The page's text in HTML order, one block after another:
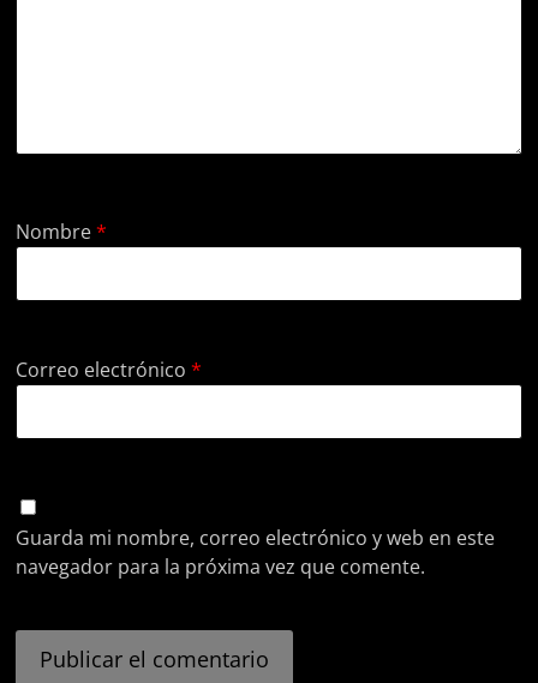
Nombre*
Correo electrónico*
Guarda mi nombre, correo electrónico y web en este
navegador para la próxima vez que comente.